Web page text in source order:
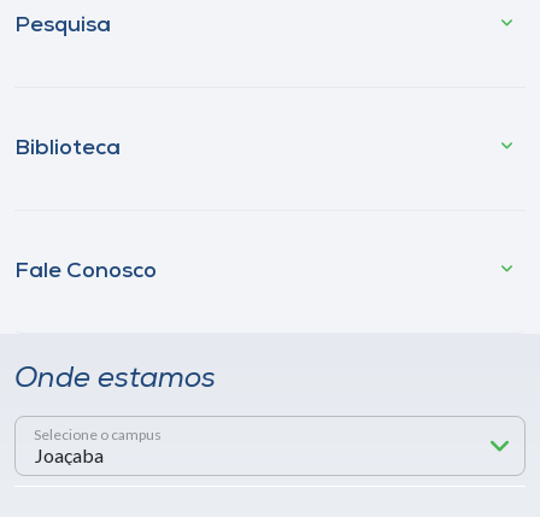
Pesquisa
Biblioteca
Fale Conosco
Onde estamos
Selecione o campus